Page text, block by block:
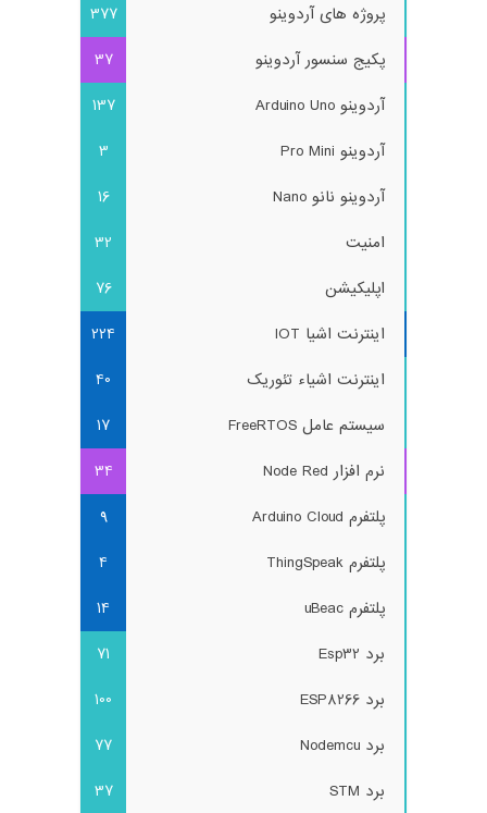
پروژه های آردوینو
377
پکیج سنسور آردوینو
37
آردوینو Arduino Uno
137
آردوینو Pro Mini
3
آردوینو نانو Nano
16
امنیت
32
اپلیکیشن
76
اینترنت اشیا IOT
224
اینترنت اشیاء تئوریک
40
سیستم عامل FreeRTOS
17
نرم افزار Node Red
34
پلتفرم Arduino Cloud
9
پلتفرم ThingSpeak
4
پلتفرم uBeac
14
برد Esp32
71
برد ESP8266
100
برد Nodemcu
77
برد STM
37